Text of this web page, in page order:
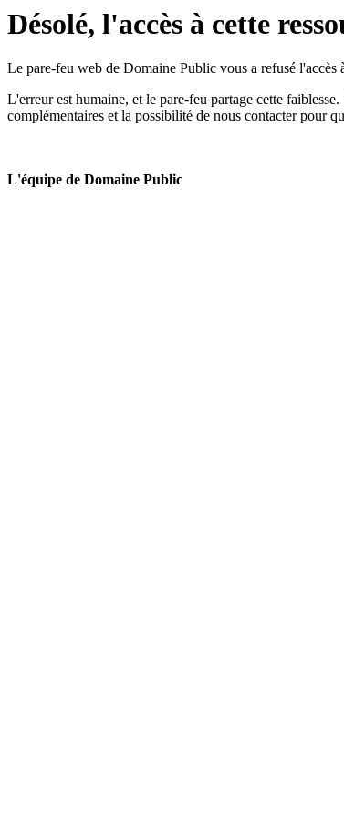
Désolé, l'accès à cette
Le pare-feu web de Domaine Public vous a refusé l'accès
L'erreur est humaine, et le pare-feu partage cette
complémentaires et la possibilité de nous contacter pour
L'équipe de Domaine Public